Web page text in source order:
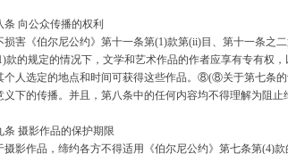
向公众传播的权利
《伯尔尼公约》第十一条第(1)款第(ii)目、第十一条之二
款的规定的情况下，文学和艺术作品的作者应享有专有权
个人选定的地点和时间可获得这些作品。⑧(⑧关于第七条
义下的传播。并且，第八条中的任何内容均不得理解为阻
摄影作品的保护期限
作品，缔约各方不得适用《伯尔尼公约》第七条第(4)款